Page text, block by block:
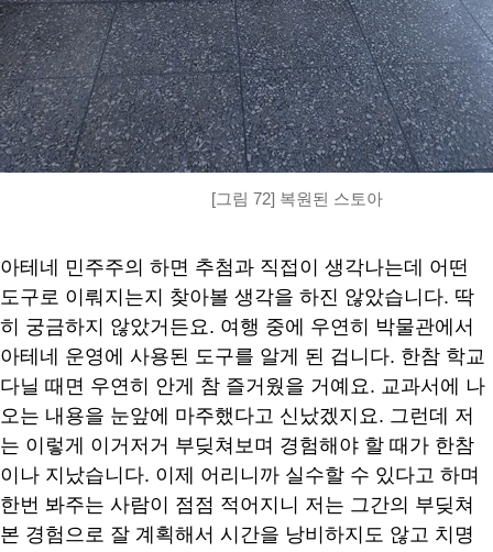
[그림 72] 복원된 스토아
아테네 민주주의 하면 추첨과 직접이 생각나는데 어떤
도구로 이뤄지는지 찾아볼 생각을 하진 않았습니다. 딱
히 궁금하지 않았거든요. 여행 중에 우연히 박물관에서
아테네 운영에 사용된 도구를 알게 된 겁니다. 한참 학교
다닐 때면 우연히 안게 참 즐거웠을 거예요. 교과서에 나
오는 내용을 눈앞에 마주했다고 신났겠지요. 그런데 저
는 이렇게 이거저거 부딪쳐보며 경험해야 할 때가 한참
이나 지났습니다. 이제 어리니까 실수할 수 있다고 하며
한번 봐주는 사람이 점점 적어지니 저는 그간의 부딪쳐
본 경험으로 잘 계획해서 시간을 낭비하지도 않고 치명